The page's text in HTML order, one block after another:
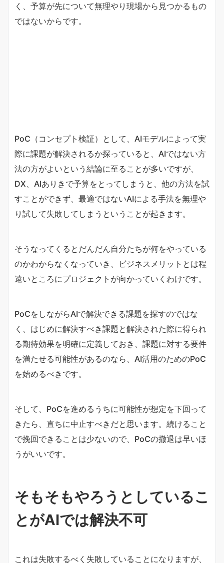
く、予算が先について無理やり現場から見つかるもの
ではないからです。
PoC（コンセプト検証）として、AIモデルによって実
際に課題が解決されるか探っていると、AIではない方
法の方がよいという結論に至ることが多いですが、
DX、AIありきで予算をとってしまうと、他の方法を試
すことができず、最適ではないAIによる手法を無理や
り試して失敗してしまうということが起きます。
そうなってくるとだんだん自分たちが何をやっている
のかわからなくなっていき、ビジネスメリットとは程
遠いところにプロジェクトが向かっていくわけです。
PoCをしながらAIで解決できる課題を探すのではな
く、はじめに解決すべき課題と解決された際に得られ
る期待効果を明確に定義しておき、課題に対する要件
を満たせる可能性があるのなら、AI活用のためのPoC
を始めるべきです。
そして、PoCを進めるうちに可能性が想定を下回って
きたら、直ちに中止すべきだと思います。続けること
で挽回できることは少ないので、PoCの撤退は早いほ
うがいいです。
そもそもやろうとしているこ
とがAIでは解決不可
これは失敗するべく失敗していることになりますが、